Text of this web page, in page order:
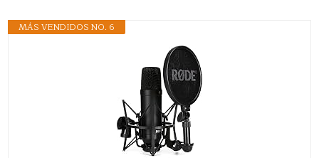
MÁS VENDIDOS NO. 6